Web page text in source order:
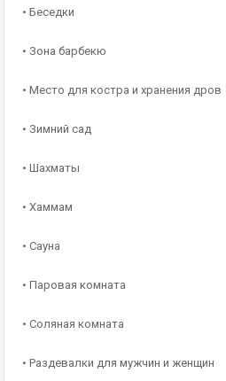
• Беседки
• Зона барбекю
• Место для костра и хранения дров
• Зимний сад
• Шахматы
• Хаммам
• Сауна
• Паровая комната
• Соляная комната
• Раздевалки для мужчин и женщин